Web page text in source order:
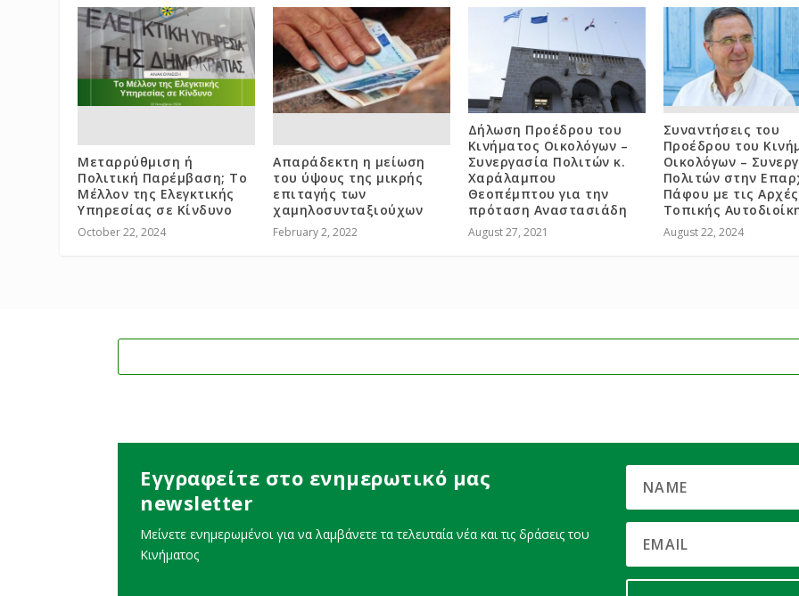
Μεταρρύθμιση ή
Πολιτική Παρέμβαση; Το
Μέλλον της Ελεγκτικής
Υπηρεσίας σε Κίνδυνο
October 22, 2024
Απαράδεκτη η μείωση
του ύψους της μικρής
επιταγής των
χαμηλοσυνταξιούχων
February 2, 2022
Δήλωση Προέδρου του
Κινήματος Οικολόγων –
Συνεργασία Πολιτών κ.
Χαράλαμπου
Θεοπέμπτου για την
πρόταση Αναστασιάδη
August 27, 2021
Συναντήσεις του
Προέδρου του
Οικολόγων –
Πολιτών στην
Πάφου με τις Αρχές
Τοπικής
August 22, 2024
Εγγραφείτε στο ενημερωτικό μας
newsletter
Μείνετε ενημερωμένοι για να λαμβάνετε τα τελευταία νέα και τις δράσεις του
Κινήματος